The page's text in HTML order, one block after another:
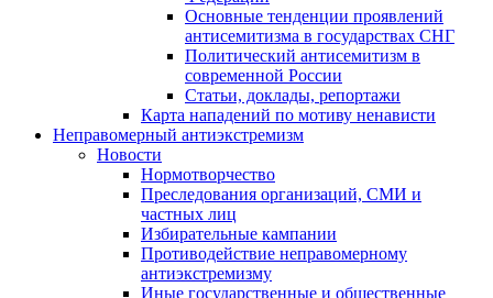
Основные тенденции проявлений
антисемитизма в государствах СНГ
Политический антисемитизм в
современной России
Статьи, доклады, репортажи
Карта нападений по мотиву ненависти
Неправомерный антиэкстремизм
Новости
Нормотворчество
Преследования организаций, СМИ и
частных лиц
Избирательные кампании
Противодействие неправомерному
антиэкстремизму
Иные государственные и общественные